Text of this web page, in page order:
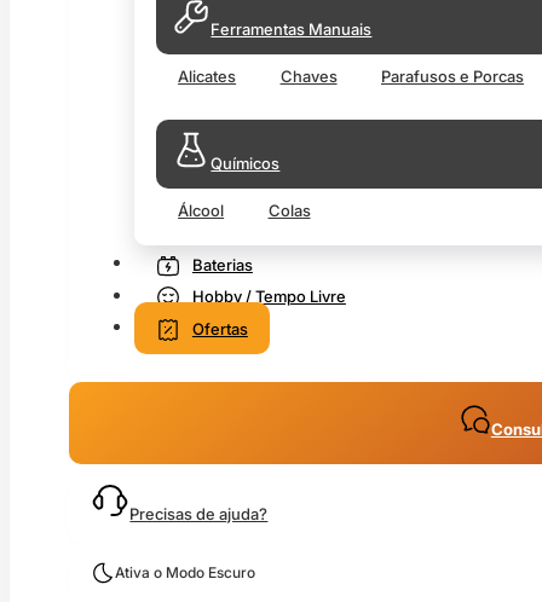
Ferramentas Manuais
Alicates Chaves Parafusos e Porcas
Químicos
Álcool Colas
Baterias
Hobby / Tempo Livre
Ofertas
Precisas de ajuda?
Ativa o Modo Escuro